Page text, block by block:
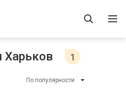
Харьков 1
По популярности